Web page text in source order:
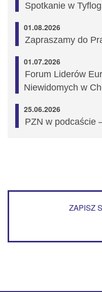
Spotkanie w
01.08.2026
Zapraszamy do
01.07.2026
Forum Liderów
Niewidomych w
25.06.2026
PZN w podcaście
ZAPISZ